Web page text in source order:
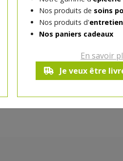
Nos produits de soins
Nos produits d'
Nos paniers cadeaux
En savoir
Je veux être
Ce produit est indisponible pour